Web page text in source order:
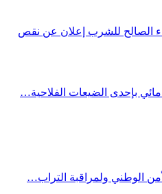
الصالح للشرب إعلان عن نقص
بإحدى الضيعات الفلاحية…
الوطني ولمراقبة التراب…